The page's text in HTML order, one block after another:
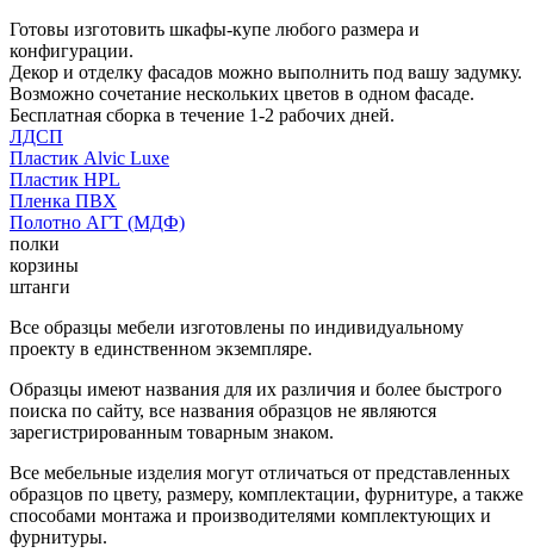
Готовы изготовить шкафы-купе любого размера и
конфигурации.
Декор и отделку фасадов можно выполнить под вашу задумку.
Возможно сочетание нескольких цветов в одном фасаде.
Бесплатная сборка в течение 1-2 рабочих дней.
ЛДСП
Пластик Alvic Luxe
Пластик HPL
Пленка ПВХ
Полотно АГТ (МДФ)
полки
корзины
штанги
Все образцы мебели изготовлены по индивидуальному
проекту в единственном экземпляре.
Образцы имеют названия для их различия и более быстрого
поиска по сайту, все названия образцов не являются
зарегистрированным товарным знаком.
Все мебельные изделия могут отличаться от представленных
образцов по цвету, размеру, комплектации, фурнитуре, а также
способами монтажа и производителями комплектующих и
фурнитуры.